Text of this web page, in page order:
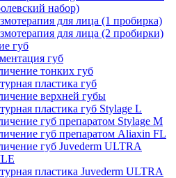
набор)
для лица (1 пробирка)
для лица (2 пробирки)
губ
губ
тонких губ
пластика губ
верхней губы
пластика губ Stylage L
губ препаратом Stylage M
губ препаратом Aliaxin FL
губ Juvederm ULTRA
пластика Juvederm ULTRA